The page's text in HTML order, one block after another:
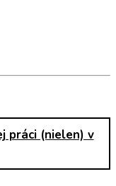
práci (nielen) v